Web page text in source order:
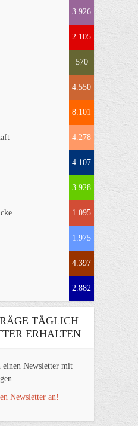
3.926
2.105
570
4.550
8.101
4.278
4.107
3.928
1.095
1.975
4.397
2.882
TÄGLICH
ERHALTEN
einen Newsletter mit
Newsletter an!